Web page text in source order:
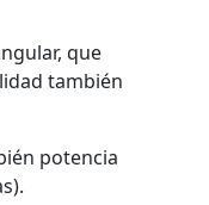
que
también
potencia